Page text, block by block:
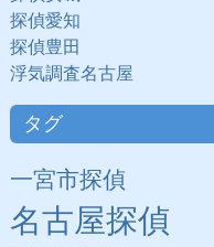
探偵愛知
探偵豊田
浮気調査名古屋
タグ
一宮市探偵
名古屋探偵